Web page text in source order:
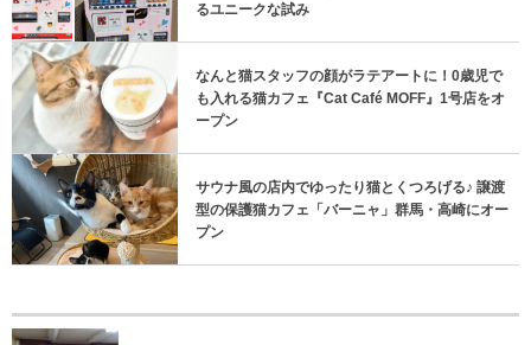
るユニークな試み
なんと猫スタッフの顔がラテアートに！0歳児で
も入れる猫カフェ『Cat Café MOFF』1号店をオ
ープン
サウナ風の店内でゆったり猫とくつろげる♪ 譲渡
型の保護猫カフェ「バーニャ」群馬・高崎にオー
プン